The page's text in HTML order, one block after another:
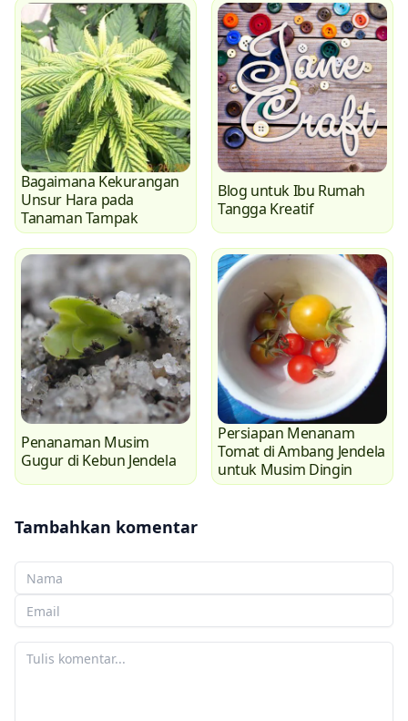
Bagaimana Kekurangan
Unsur Hara pada
Tanaman Tampak
Blog untuk Ibu Rumah
Tangga Kreatif
Penanaman Musim
Gugur di Kebun Jendela
Persiapan Menanam
Tomat di Ambang Jendela
untuk Musim Dingin
Tambahkan komentar
Nama Anda
Email Anda
Komentar Anda